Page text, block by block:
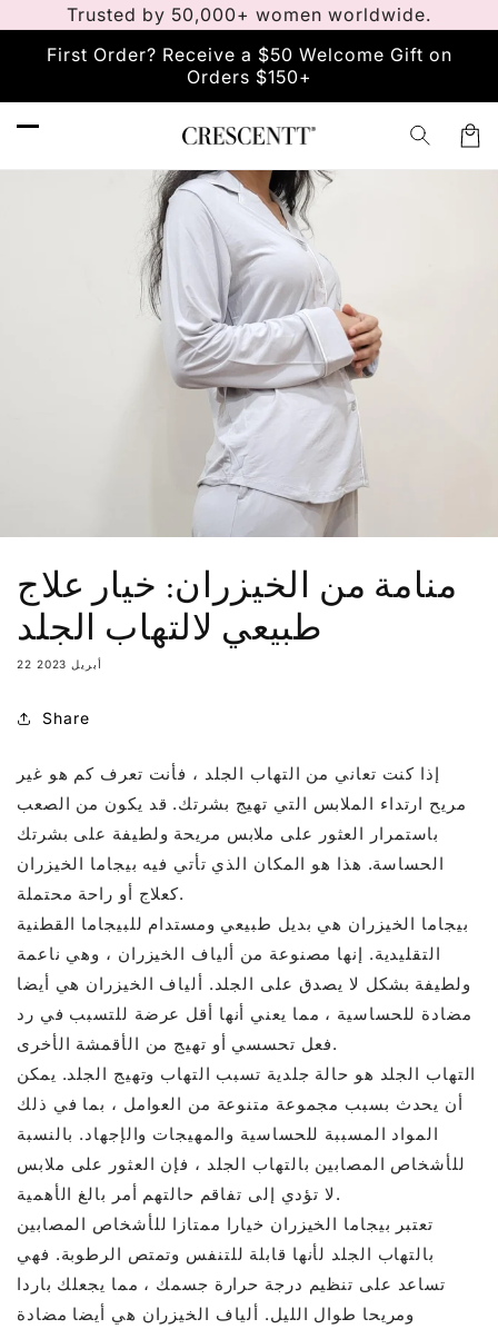
انتقل
إلى
المحتوى
Trusted by 50,000+ women worldwide.
First Order? Receive a $50 Welcome Gift on
Orders $150+
منامة من الخيزران: خيار علاج
طبيعي لالتهاب الجلد
22 أبريل 2023
Share
إذا كنت تعاني من التهاب الجلد ، فأنت تعرف كم هو غير
مريح ارتداء الملابس التي تهيج بشرتك. قد يكون من الصعب
باستمرار العثور على ملابس مريحة ولطيفة على بشرتك
الحساسة. هذا هو المكان الذي تأتي فيه بيجاما الخيزران
كعلاج أو راحة محتملة.
بيجاما الخيزران هي بديل طبيعي ومستدام للبيجاما القطنية
التقليدية. إنها مصنوعة من ألياف الخيزران ، وهي ناعمة
ولطيفة بشكل لا يصدق على الجلد. ألياف الخيزران هي أيضا
مضادة للحساسية ، مما يعني أنها أقل عرضة للتسبب في رد
فعل تحسسي أو تهيج من الأقمشة الأخرى.
التهاب الجلد هو حالة جلدية تسبب التهاب وتهيج الجلد. يمكن
أن يحدث بسبب مجموعة متنوعة من العوامل ، بما في ذلك
المواد المسببة للحساسية والمهيجات والإجهاد. بالنسبة
للأشخاص المصابين بالتهاب الجلد ، فإن العثور على ملابس
لا تؤدي إلى تفاقم حالتهم أمر بالغ الأهمية.
تعتبر بيجاما الخيزران خيارا ممتازا للأشخاص المصابين
بالتهاب الجلد لأنها قابلة للتنفس وتمتص الرطوبة. فهي
تساعد على تنظيم درجة حرارة جسمك ، مما يجعلك باردا
ومريحا طوال الليل. ألياف الخيزران هي أيضا مضادة